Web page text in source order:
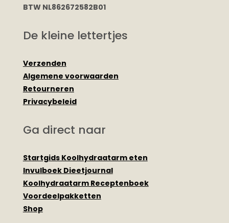
BTW NL862672582B01
De kleine lettertjes
Verzenden
Algemene voorwaarden
Retourneren
Privacybeleid
Ga direct naar
Startgids Koolhydraatarm eten
Invulboek Dieetjournal
Koolhydraatarm Receptenboek
Voordeelpakketten
Shop